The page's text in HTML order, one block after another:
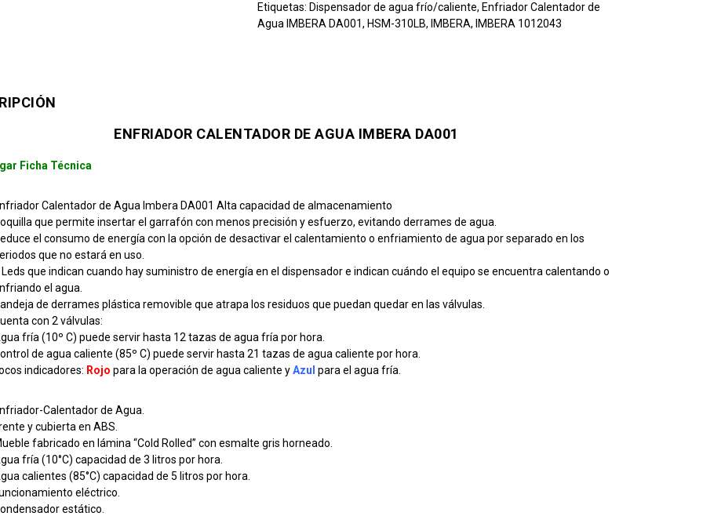
Etiquetas: Dispensador de agua frío/caliente, Enfriador Calentador de
Agua IMBERA DA001, HSM-310LB, IMBERA, IMBERA 1012043
ENFRIADOR CALENTADOR DE AGUA IMBERA DA001
Ficha Técnica
Calentador de Agua Imbera DA001 Alta capacidad de almacenamiento
que permite insertar el garrafón con menos precisión y esfuerzo, evitando derrames de agua.
el consumo de energía con la opción de desactivar el calentamiento o enfriamiento de agua por separado en los
que no estará en uso.
Leds que indican cuando hay suministro de energía en el dispensador e indican cuándo el equipo se encuentra calentando o
el agua.
de derrames plástica removible que atrapa los residuos que puedan quedar en las válvulas.
con 2 válvulas:
fría (10º C) puede servir hasta 12 tazas de agua fría por hora.
de agua caliente (85º C) puede servir hasta 21 tazas de agua caliente por hora.
indicadores: Rojo para la operación de agua caliente yAzul para el agua fría.
Calentador de Agua.
y cubierta en ABS.
fabricado en lámina “Cold Rolled” con esmalte gris horneado.
fría (10°C) capacidad de 3 litros por hora.
calientes (85°C) capacidad de 5 litros por hora.
eléctrico.
estático.